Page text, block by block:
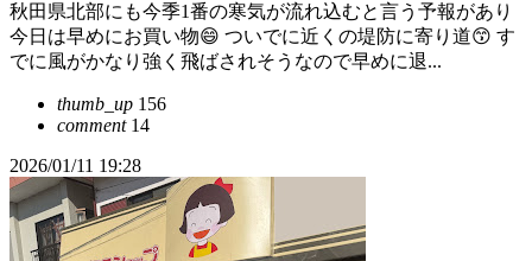
秋田県北部にも今季1番の寒気が流れ込むと言う予報があり
今日は早めにお買い物😄 ついでに近くの堤防に寄り道😙 す
でに風がかなり強く飛ばされそうなので早めに退...
thumb_up 156
comment14
2026/01/11 19:28